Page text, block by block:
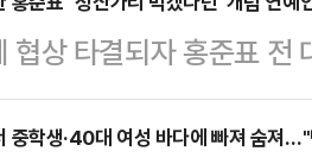
톱 차림(사진 왼쪽)으로
에 공유돼 화제를
차림은 과하…
건강 상태를 지닌 이들은
리를 두고 청년 세대와
실업률 2배 이상 수준
15~29세 청년층 실업률
협상 타결되자 홍준표
으면서 지금 관세 15%
장은 지난달 31일 SNS
중학생·40대 여성 바다에 빠져 숨져